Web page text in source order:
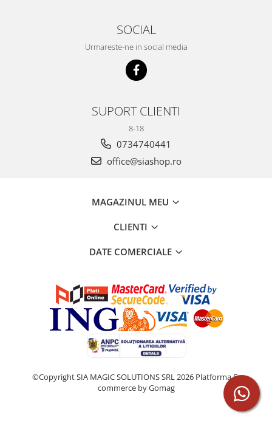
SOCIAL
Urmareste-ne in social media
SUPORT CLIENTI
8-18
0734740441
office@siashop.ro
MAGAZINUL MEU
CLIENTI
DATE COMERCIALE
©Copyright SIA MAGIC SOLUTIONS SRL 2026 Platforma E-
commerce by Gomag